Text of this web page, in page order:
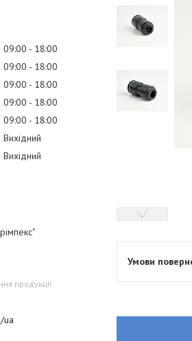
09:00
18:00
09:00
18:00
09:00
18:00
09:00
18:00
09:00
18:00
Вихідний
Вихідний
продукції
ua